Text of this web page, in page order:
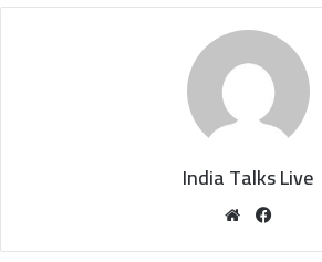
India Talks Live
We